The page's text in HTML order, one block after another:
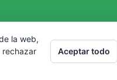
la web,
rechazar
Aceptar todo